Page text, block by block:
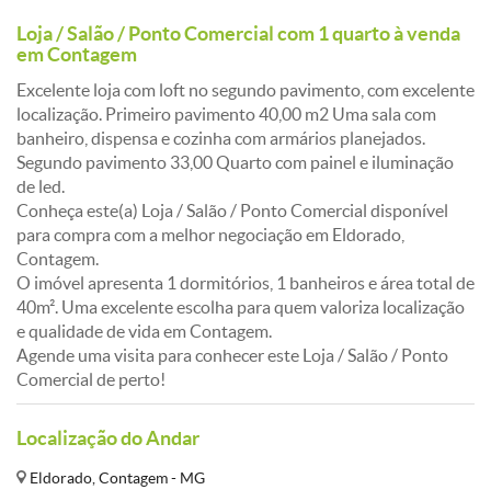
Loja / Salão / Ponto Comercial com 1 quarto à venda
em Contagem
Excelente loja com loft no segundo pavimento, com excelente
localização. Primeiro pavimento 40,00 m2 Uma sala com
banheiro, dispensa e cozinha com armários planejados.
Segundo pavimento 33,00 Quarto com painel e iluminação
de led.
Conheça este(a) Loja / Salão / Ponto Comercial disponível
para compra com a melhor negociação em Eldorado,
Contagem.
O imóvel apresenta 1 dormitórios, 1 banheiros e área total de
40m². Uma excelente escolha para quem valoriza localização
e qualidade de vida em Contagem.
Agende uma visita para conhecer este Loja / Salão / Ponto
Comercial de perto!
Localização do Andar
Eldorado, Contagem - MG